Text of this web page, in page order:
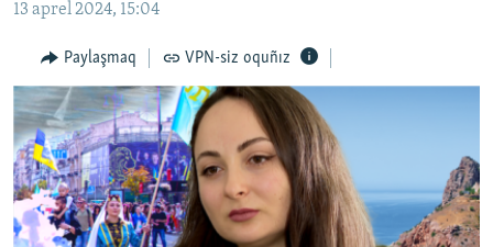
VİDEO
SÜRET
BLOGLAR
FİKİR
Русский
Українською
13 aprel 2024, 15:04
Paylaşmaq VPN-siz oquñız